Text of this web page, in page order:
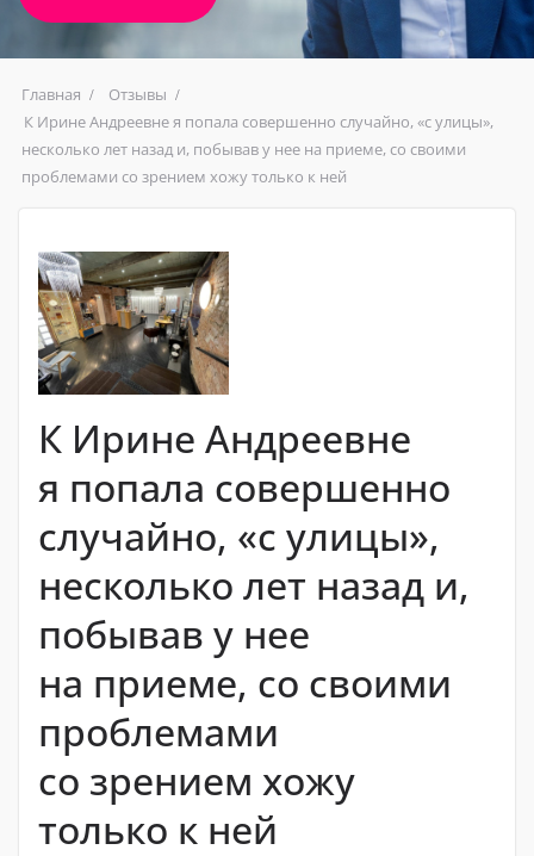
Главная
Отзывы
К Ирине Андреевне я попала совершенно случайно, «с улицы»,
несколько лет назад и, побывав у нее на приеме, со своими
проблемами со зрением хожу только к ней
К Ирине Андреевне
я попала совершенно
случайно, «с улицы»,
несколько лет назад и,
побывав у нее
на приеме, со своими
проблемами
со зрением хожу
только к ней